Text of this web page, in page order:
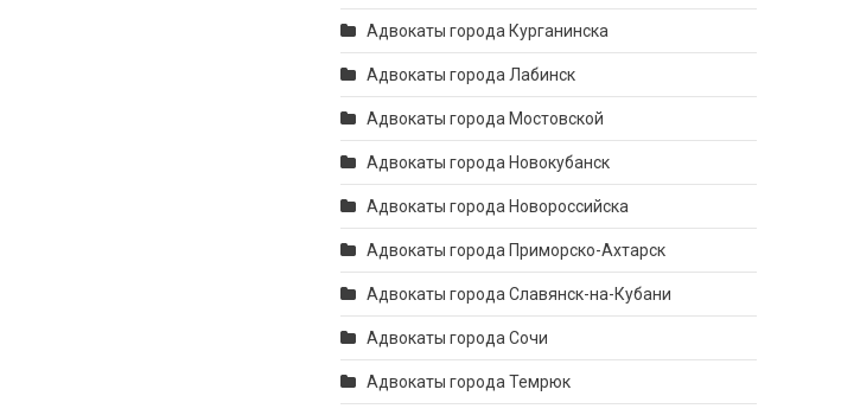
Адвокаты города Курганинска
Адвокаты города Лабинск
Адвокаты города Мостовской
Адвокаты города Новокубанск
Адвокаты города Новороссийска
Адвокаты города Приморско-Ахтарск
Адвокаты города Славянск-на-Кубани
Адвокаты города Сочи
Адвокаты города Темрюк